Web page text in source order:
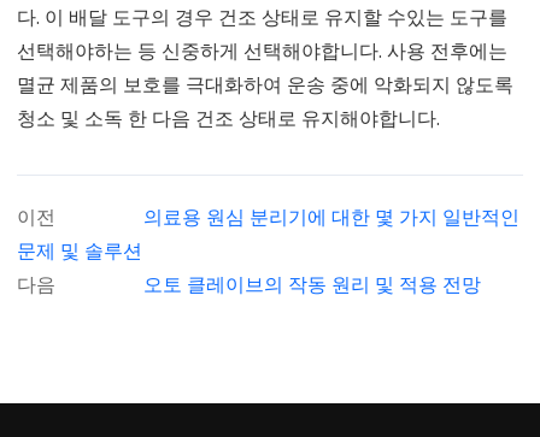
다. 이 배달 도구의 경우 건조 상태로 유지할 수있는 도구를
선택해야하는 등 신중하게 선택해야합니다. 사용 전후에는
멸균 제품의 보호를 극대화하여 운송 중에 악화되지 않도록
청소 및 소독 한 다음 건조 상태로 유지해야합니다.
이전
의료용 원심 분리기에 대한 몇 가지 일반적인
문제 및 솔루션
다음
오토 클레이브의 작동 원리 및 적용 전망